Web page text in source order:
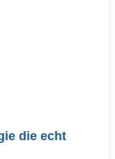
die echt